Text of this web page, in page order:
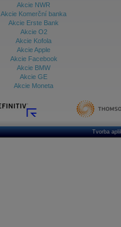
Akcie NWR
Akcie Komerční banka
Akcie Erste Bank
Akcie O2
Akcie Kofola
Akcie Apple
Akcie Facebook
Akcie BMW
Akcie GE
Akcie Moneta
Tvorba